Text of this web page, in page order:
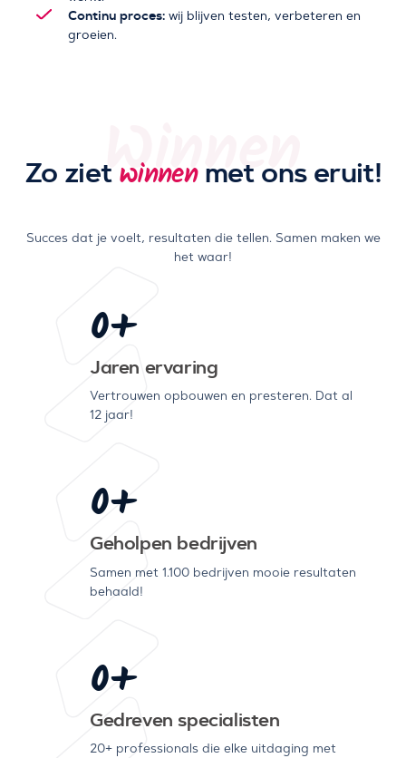
Continu proces: wij blijven testen, verbeteren en
groeien.
Winnen
Zo ziet winnenmet ons eruit!
Succes dat je voelt, resultaten die tellen. Samen maken we
het waar!
Jaren ervaring
0+
Vertrouwen opbouwen en presteren. Dat al
12 jaar!
Geholpen bedrijven
0+
Samen met 1.100 bedrijven mooie resultaten
behaald!
Gedreven specialisten
0+
20+ professionals die elke uitdaging met